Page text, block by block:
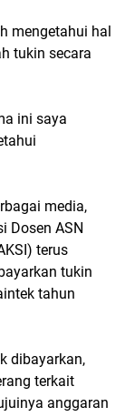
mengetahui hal
tukin secara
ini saya
media,
Dosen ASN
terus
tukin
tahun
dibayarkan,
terkait
anggaran